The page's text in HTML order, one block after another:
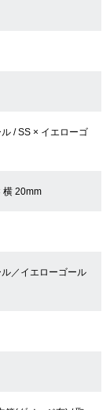
/ SS × イエローゴ
横 20mm
／イエローゴール